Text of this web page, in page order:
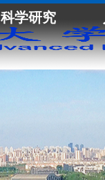
科学研究